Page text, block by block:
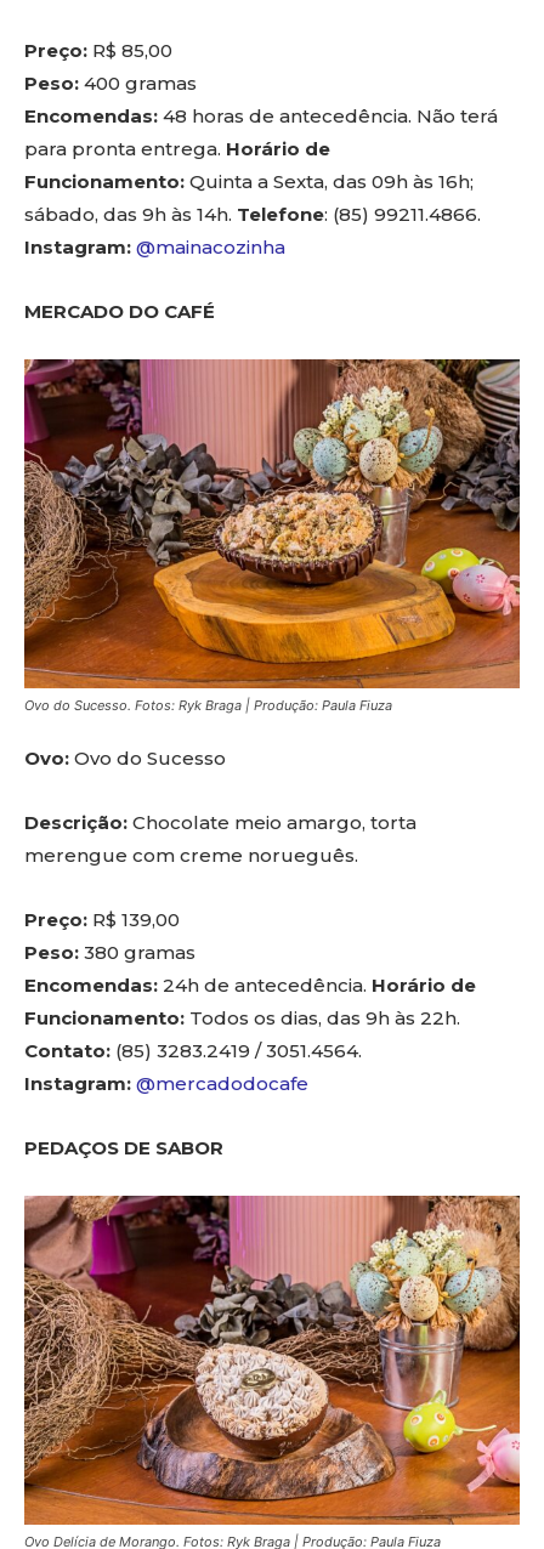
Preço: R$ 85,00
Peso: 400 gramas
Encomendas: 48 horas de antecedência. Não terá
para pronta entrega. Horário de
Funcionamento: Quinta a Sexta, das 09h às 16h;
sábado, das 9h às 14h. Telefone: (85) 99211.4866.
Instagram: @mainacozinha
MERCADO DO CAFÉ
Ovo do Sucesso. Fotos: Ryk Braga | Produção: Paula Fiuza
Ovo: Ovo do Sucesso
Descrição: Chocolate meio amargo, torta
merengue com creme norueguês.
Preço: R$ 139,00
Peso: 380 gramas
Encomendas: 24h de antecedência. Horário de
Funcionamento: Todos os dias, das 9h às 22h.
Contato: (85) 3283.2419 / 3051.4564.
Instagram: @mercadodocafe
PEDAÇOS DE SABOR
Ovo Delícia de Morango. Fotos: Ryk Braga | Produção: Paula Fiuza